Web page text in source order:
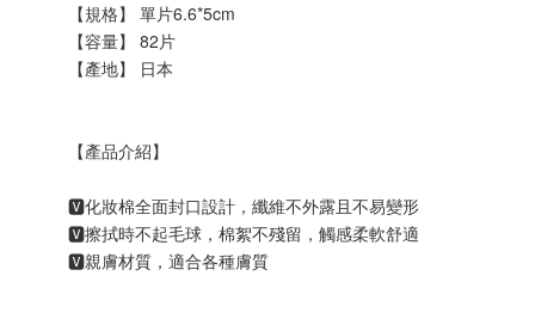
【規格】 單片6.6*5cm
【容量】 82片
【產地】 日本
【產品介紹】
🆅化妝棉全面封口設計，纖維不外露且不易變形
🆅擦拭時不起毛球，棉絮不殘留，觸感柔軟舒適
🆅親膚材質，適合各種膚質